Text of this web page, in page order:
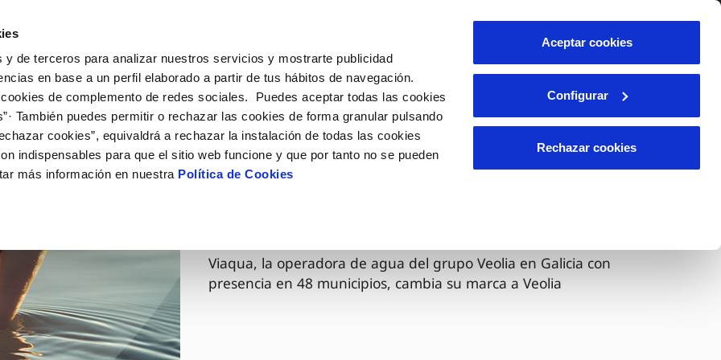
y de terceros para analizar nuestros servicios y mostrarte publicidad
en base a un perfil elaborado a partir de tus hábitos de navegación.
de complemento de redes sociales. Puedes aceptar todas las cookies
También puedes permitir o rechazar las cookies de forma granular pulsando
cookies”, equivaldrá a rechazar la instalación de todas las cookies
indispensables para que el sitio web funcione y que por tanto no se pueden
más información en nuestra Política de Cookies
Aceptar cookies
Configurar
Rechazar cookies
de titular
de suministro
MODIFICACIÓN DE DATOS
Actualizar datos bancarios
Actualizar datos de domicilio
INCIDENCIAS
Comunica anomalías o posibles
VER TODAS LAS GESTIONES
Tu Servicio
AL CLIENTE
de contacto
de fuga interior
COMPROMISO DE SERVICIO
Carta de compromisos
Customer Counsel (Defensa del
Programa CONTIGO
Tu Agua
calidad del agua
CUIDADOS DEL AGUA
Consejos de ahorro
Cuidados de los sumideros
Conócenos
COMPROMISOS
ambiente
Área de clientes
03 DIC 2025
Viaqua, la operadora de agua del grupo Veolia en Galicia con
presencia en 48 municipios, cambia su marca a Veolia